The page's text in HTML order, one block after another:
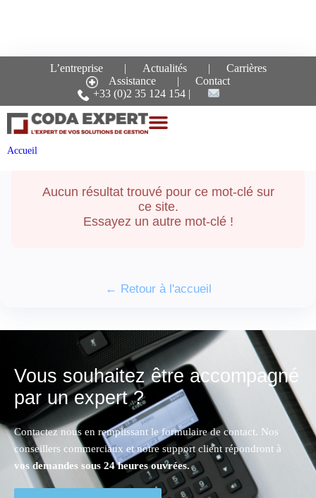
L’entreprise Actualités
Carrières
Assistance
Contact
+33 (0)2 35 124 154
Accueil
Recherche pour le mot-
clé : crayon
Aucun résultat trouvé pour ce mot-clé sur
ce site.
Essayez un autre mot-clé !
← Retour à l'accueil
Vous souhaitez être accompagné
par un expert ?
Contactez nous en remplissant le formulaire de contact. Nos
conseillers commerciaux et notre support client répondront à
vos demandes sous 24 heures ouvrées.